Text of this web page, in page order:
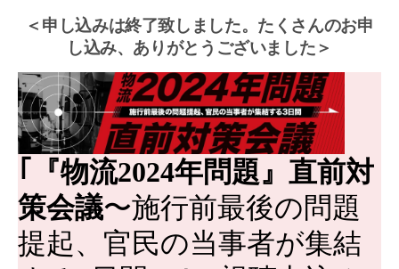
＜申し込みは終了致しました。たくさんのお申
し込み、ありがとうございました＞